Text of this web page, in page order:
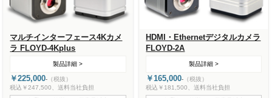
マルチインターフェース4Kカメ
ラ FLOYD-4Kplus
製品詳細 >
￥225,000- （税抜）
税込￥247,500、送料当社負担
HDMI・Ethernetデジタルカメラ
FLOYD-2A
製品詳細 >
￥165,000- （税抜）
税込￥181,500、送料当社負担